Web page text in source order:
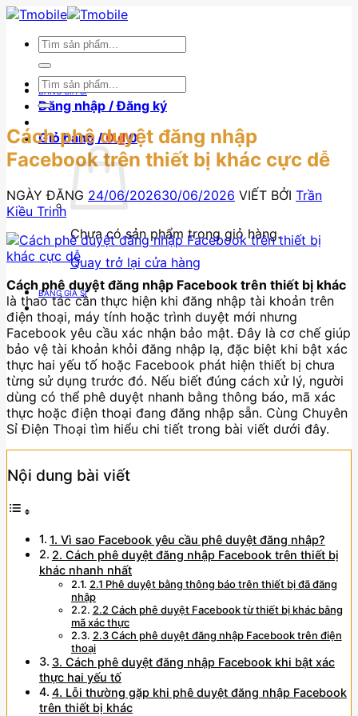
Skip
contentTìm
BẢNG GIÁ SỈ
Đăng nhập / Đăng ký
Giỏ hàng /0₫ 0
Chưa có sản phẩm trong giỏ hàng.
Quay trở lại cửa hàng
BẢNG GIÁ SỈ
Tìm
kiếm:
Cách phê duyệt đăng nhập
Facebook trên thiết bị khác cực dễ
NGÀY ĐĂNG 24/06/202630/06/2026 VIẾT BỞI Trần
Kiều Trinh
Cách phê duyệt đăng nhập Facebook trên thiết bị khác
là thao tác cần thực hiện khi đăng nhập tài khoản trên
điện thoại, máy tính hoặc trình duyệt mới nhưng
Facebook yêu cầu xác nhận bảo mật. Đây là cơ chế giúp
bảo vệ tài khoản khỏi đăng nhập lạ, đặc biệt khi bật xác
thực hai yếu tố hoặc Facebook phát hiện thiết bị chưa
từng sử dụng trước đó. Nếu biết đúng cách xử lý, người
dùng có thể phê duyệt nhanh bằng thông báo, mã xác
thực hoặc điện thoại đang đăng nhập sẵn. Cùng Chuyên
Sỉ Điện Thoại tìm hiểu chi tiết trong bài viết dưới đây.
Nội dung bài viết
1. Vì sao Facebook yêu cầu phê duyệt đăng nhập?
2. Cách phê duyệt đăng nhập Facebook trên thiết bị
khác nhanh nhất
2.1 Phê duyệt bằng thông báo trên thiết bị đã đăng
nhập
2.2 Cách phê duyệt Facebook từ thiết bị khác bằng
mã xác thực
2.3 Cách phê duyệt đăng nhập Facebook trên điện
thoại
3. Cách phê duyệt đăng nhập Facebook khi bật xác
thực hai yếu tố
4. Lỗi thường gặp khi phê duyệt đăng nhập Facebook
trên thiết bị khác